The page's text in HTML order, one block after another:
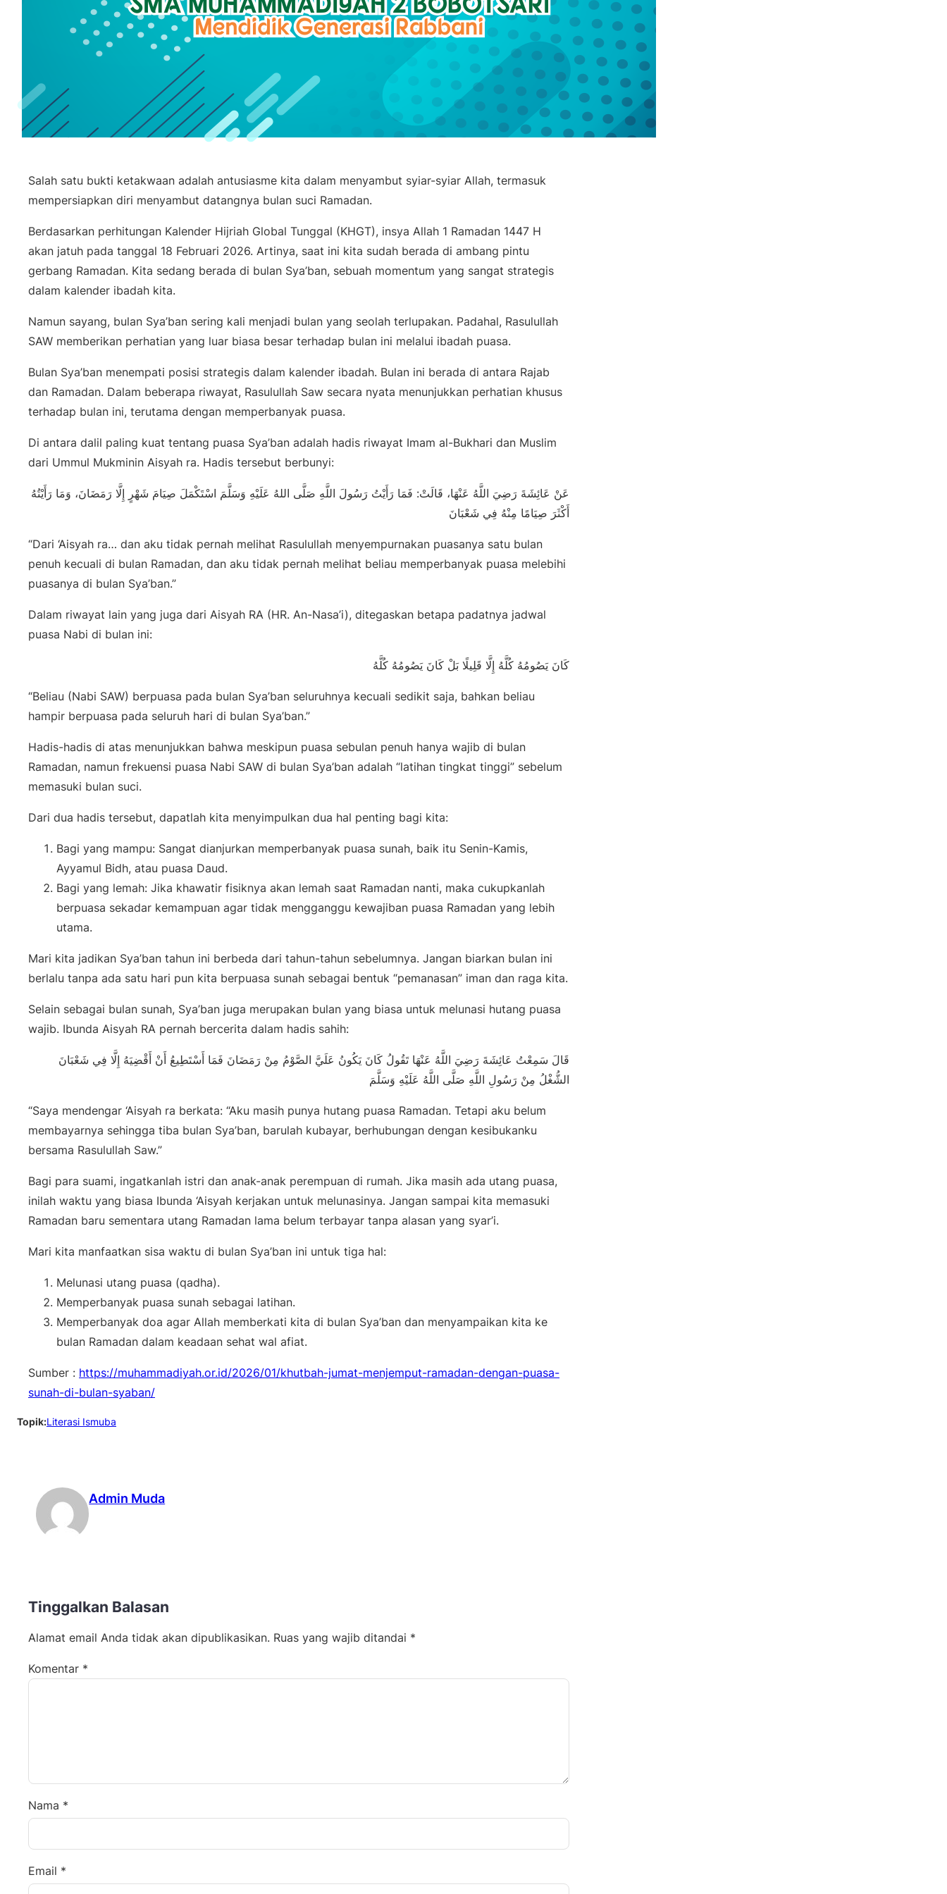
Salah satu bukti ketakwaan adalah antusiasme kita dalam menyambut syiar-syiar Allah, termasuk
mempersiapkan diri menyambut datangnya bulan suci Ramadan.
Berdasarkan perhitungan Kalender Hijriah Global Tunggal (KHGT), insya Allah 1 Ramadan 1447 H
akan jatuh pada tanggal 18 Februari 2026. Artinya, saat ini kita sudah berada di ambang pintu
gerbang Ramadan. Kita sedang berada di bulan Sya’ban, sebuah momentum yang sangat strategis
dalam kalender ibadah kita.
Namun sayang, bulan Sya’ban sering kali menjadi bulan yang seolah terlupakan. Padahal, Rasulullah
SAW memberikan perhatian yang luar biasa besar terhadap bulan ini melalui ibadah puasa.
Bulan Sya’ban menempati posisi strategis dalam kalender ibadah. Bulan ini berada di antara Rajab
dan Ramadan. Dalam beberapa riwayat, Rasulullah Saw secara nyata menunjukkan perhatian khusus
terhadap bulan ini, terutama dengan memperbanyak puasa.
Di antara dalil paling kuat tentang puasa Sya’ban adalah hadis riwayat Imam al-Bukhari dan Muslim
dari Ummul Mukminin Aisyah ra. Hadis tersebut berbunyi:
عَنْ عَائِشَةَ رَضِيَ اللَّهُ عَنْهَا، قَالَتْ: فَمَا رَأَيْتُ رَسُولَ اللَّهِ صَلَّى اللهُ عَلَيْهِ وَسَلَّمَ اسْتَكْمَلَ صِيَامَ شَهْرٍ إِلَّا رَمَضَانَ، وَمَا رَأَيْتُهُ
أَكْثَرَ صِيَامًا مِنْهُ فِي شَعْبَانَ
“Dari ‘Aisyah ra… dan aku tidak pernah melihat Rasulullah menyempurnakan puasanya satu bulan
penuh kecuali di bulan Ramadan, dan aku tidak pernah melihat beliau memperbanyak puasa melebihi
puasanya di bulan Sya’ban.”
Dalam riwayat lain yang juga dari Aisyah RA (HR. An-Nasa’i), ditegaskan betapa padatnya jadwal
puasa Nabi di bulan ini:
كَانَ يَصُومُهُ كُلَّهُ إِلَّا قَلِيلًا بَلْ كَانَ يَصُومُهُ كُلَّهُ
“Beliau (Nabi SAW) berpuasa pada bulan Sya’ban seluruhnya kecuali sedikit saja, bahkan beliau
hampir berpuasa pada seluruh hari di bulan Sya’ban.”
Hadis-hadis di atas menunjukkan bahwa meskipun puasa sebulan penuh hanya wajib di bulan
Ramadan, namun frekuensi puasa Nabi SAW di bulan Sya’ban adalah “latihan tingkat tinggi” sebelum
memasuki bulan suci.
Dari dua hadis tersebut, dapatlah kita menyimpulkan dua hal penting bagi kita:
Bagi yang mampu: Sangat dianjurkan memperbanyak puasa sunah, baik itu Senin-Kamis,
Ayyamul Bidh, atau puasa Daud.
Bagi yang lemah: Jika khawatir fisiknya akan lemah saat Ramadan nanti, maka cukupkanlah
berpuasa sekadar kemampuan agar tidak mengganggu kewajiban puasa Ramadan yang lebih
utama.
Mari kita jadikan Sya’ban tahun ini berbeda dari tahun-tahun sebelumnya. Jangan biarkan bulan ini
berlalu tanpa ada satu hari pun kita berpuasa sunah sebagai bentuk “pemanasan” iman dan raga kita.
Selain sebagai bulan sunah, Sya’ban juga merupakan bulan yang biasa untuk melunasi hutang puasa
wajib. Ibunda Aisyah RA pernah bercerita dalam hadis sahih:
قَالَ سَمِعْتُ عَائِشَةَ رَضِيَ اللَّهُ عَنْهَا تَقُولُ كَانَ يَكُونُ عَلَيَّ الصَّوْمُ مِنْ رَمَضَانَ فَمَا أَسْتَطِيعُ أَنْ أَقْضِيَهُ إِلَّا فِي شَعْبَانَ
الشُّغْلُ مِنْ رَسُولِ اللَّهِ صَلَّى اللَّهُ عَلَيْهِ وَسَلَّمَ
“Saya mendengar ‘Aisyah ra berkata: “Aku masih punya hutang puasa Ramadan. Tetapi aku belum
membayarnya sehingga tiba bulan Sya’ban, barulah kubayar, berhubungan dengan kesibukanku
bersama Rasulullah Saw.”
Bagi para suami, ingatkanlah istri dan anak-anak perempuan di rumah. Jika masih ada utang puasa,
inilah waktu yang biasa Ibunda ‘Aisyah kerjakan untuk melunasinya. Jangan sampai kita memasuki
Ramadan baru sementara utang Ramadan lama belum terbayar tanpa alasan yang syar’i.
Mari kita manfaatkan sisa waktu di bulan Sya’ban ini untuk tiga hal:
Melunasi utang puasa (qadha).
Memperbanyak puasa sunah sebagai latihan.
Memperbanyak doa agar Allah memberkati kita di bulan Sya’ban dan menyampaikan kita ke
bulan Ramadan dalam keadaan sehat wal afiat.
Sumber : https://muhammadiyah.or.id/2026/01/khutbah-jumat-menjemput-ramadan-dengan-puasa-
sunah-di-bulan-syaban/
Topik:Literasi Ismuba
Admin Muda
Tinggalkan Balasan
Alamat email Anda tidak akan dipublikasikan. Ruas yang wajib ditandai *
Komentar *
Nama *
Email *